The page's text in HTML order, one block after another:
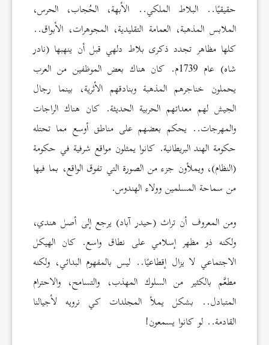
حقيقيًا.. البلاط الملكي.. الأبهة، الحُجاب، الحرس،
الملابس المذهبة، العمامة التقليدية، المجوهرات، الأبواق..
كلها مظاهر تجدد ذكرى بلاط دلهي قبل أن ينهبها (نادر
شاه) عام 1739م. كان هناك بعض الموظفين من العرب
يحملون خناجرهم المذهبة وبنادقهم الأثرية، بينما رجال
الجيش لهم معداتهم الحربية الحديثة. كان هناك الراجات
والمهرجات.. يحكم بعضهم على مناطق أوسع مما تحتله
حكومة الهند البريطانية. كانوا يمثلون مواقع شرفية في حكومة
(النظام)، ويملأون جزء من الصورة التي تفوق الواقع، بما فيها
من سماحة المسلمين وولاء الهندوس.
ومن المعروف أن تراث (حيدر آباد) يرجع إلى أصل هندي،
ولكنه ذو مظهر إسلامي على نطاق واسع. كان الهيكل
الاجتماعي لا يزال إقطاعيًا.. ليس بالمفهوم البدائي، ولكنه
مطعَّم بالكثير من السلوك المهذب، والتسامح، والاحترام
المتبادل.. بشكل يملأ المجلدات كي نرويه لأجيالنا
القادمة.. لو كانوا يسمعون!